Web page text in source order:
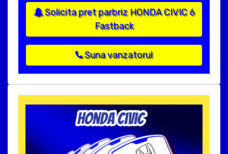
Solicita pret parbriz HONDA CIVIC 6
Fastback
Suna vanzatorul